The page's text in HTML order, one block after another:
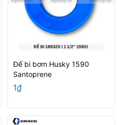
Đế bi bơm Husky 1590
Santoprene
1₫